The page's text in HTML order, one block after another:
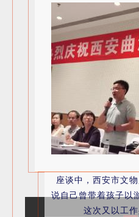
座谈中，西安市文
说自己曾带着孩子以
这次又以工